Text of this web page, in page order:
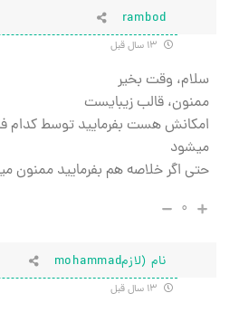
rambod
سلام، وقت بخیر
ممنون، قالب زیبایست
امکانش هست بفرمایید توسط کدام
میشود
حتی اگر خلاصه هم بفرمایید ممنون
۰
نام (لازمmohammad